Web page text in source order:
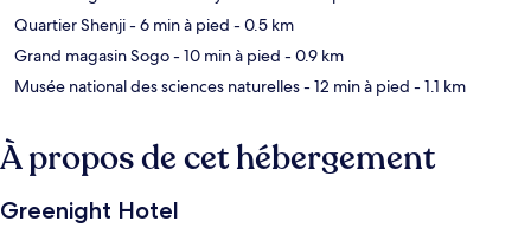
Quartier Shenji- 6 min à pied - 0.5 km
Grand magasin Sogo- 10 min à pied - 0.9 km
Musée national des sciences naturelles- 12 min à pied - 1.1 km
À propos de cet hébergement
Greenight Hotel